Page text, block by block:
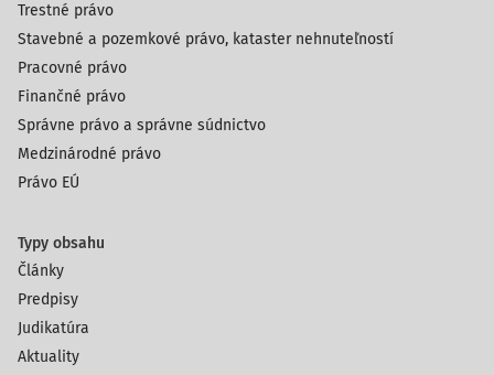
Trestné právo
Stavebné a pozemkové právo, kataster nehnuteľností
Pracovné právo
Finančné právo
Správne právo a správne súdnictvo
Medzinárodné právo
Právo EÚ
Typy obsahu
Články
Predpisy
Judikatúra
Aktuality